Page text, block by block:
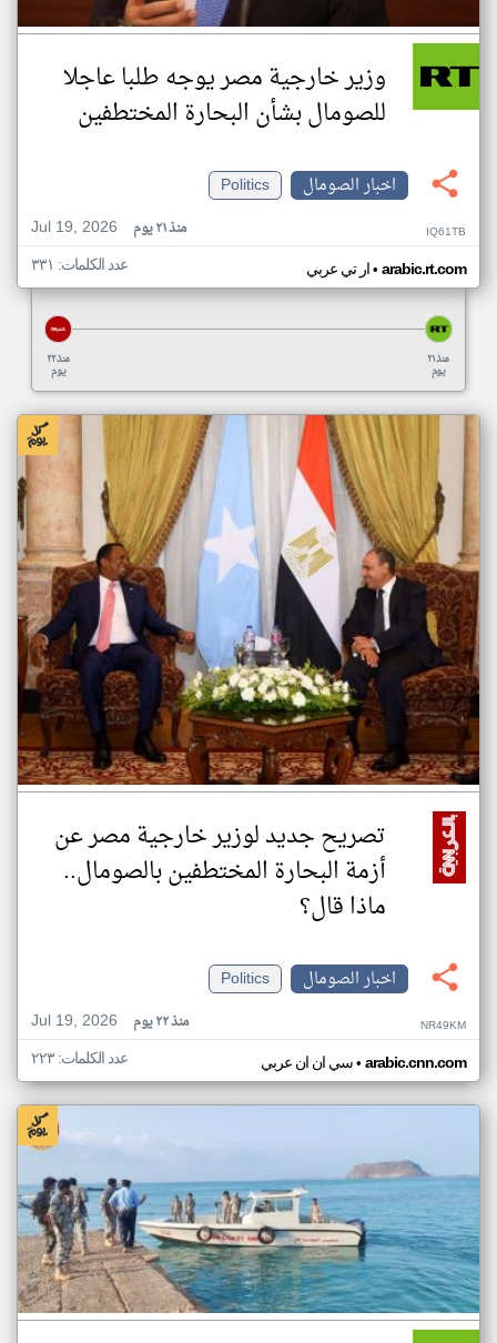
وزير خارجية مصر يوجه طلبا عاجلا
للصومال بشأن البحارة المختطفين
اخبار الصومال
Politics
Jul 19, 2026
منذ ٢١ يوم IQ61TB
ار تي عربي• arabic.rt.com عدد الكلمات: ٣٣١
منذ ٢٢
يوم
منذ ٢١
يوم
تصريح جديد لوزير خارجية مصر عن
أزمة البحارة المختطفين بالصومال..
ماذا قال؟
اخبار الصومال
Politics
Jul 19, 2026
منذ ٢٢ يوم NR49KM
سي ان ان عربي• arabic.cnn.com عدد الكلمات: ٢٢٣